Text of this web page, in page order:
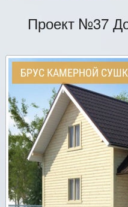
Проект №37
БРУС КАМЕРНОЙ